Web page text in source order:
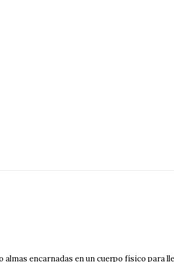
encarnadas en un cuerpo físico